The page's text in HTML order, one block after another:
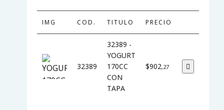
IMG COD. TITULO PRECIO
32389
32389 -
YOGURT
170CC
CON
TAPA
$902,27